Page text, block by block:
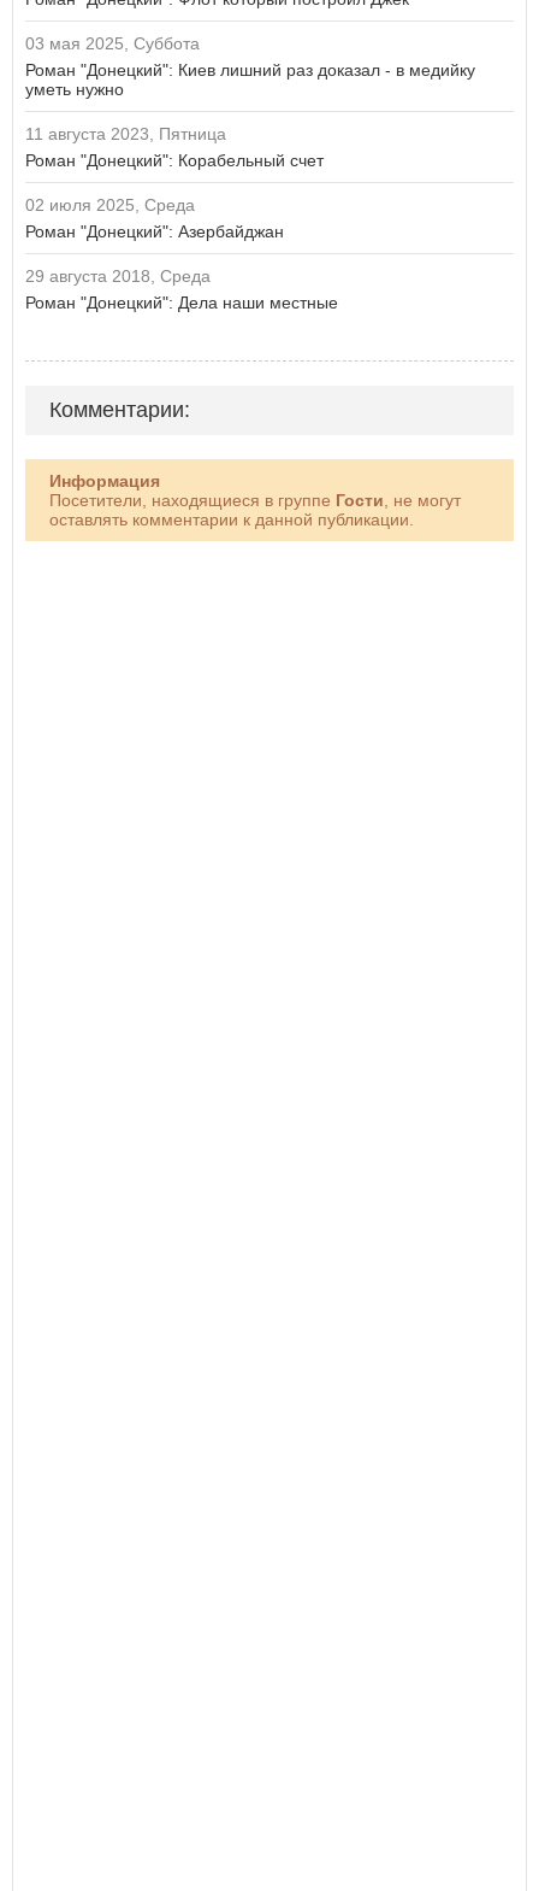
03 мая 2025, Суббота
Роман "Донецкий": Киев лишний раз доказал - в медийку
уметь нужно
11 августа 2023, Пятница
Роман "Донецкий": Корабельный счет
02 июля 2025, Среда
Роман "Донецкий": Азербайджан
29 августа 2018, Среда
Роман "Донецкий": Дела наши местные
Комментарии:
Информация
Посетители, находящиеся в группе Гости , не могут
оставлять комментарии к данной публикации.